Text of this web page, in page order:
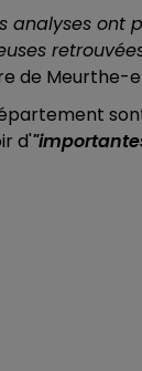
analyses ont
de Meurthe-
d'